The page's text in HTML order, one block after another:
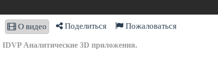
О видео Поделиться Пожаловаться
IDVP Аналитические 3D приложения.